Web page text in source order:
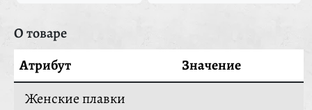
О товаре
Атрибут
Значение
Женские плавки